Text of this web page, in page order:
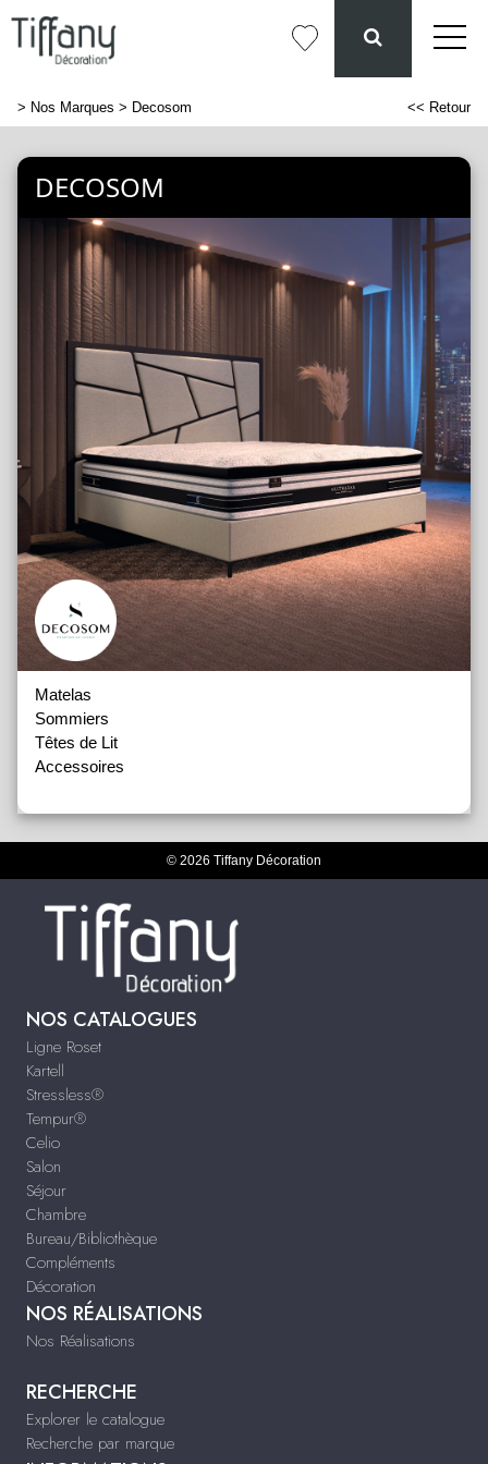
> Nos Marques > Decosom << Retour
DECOSOM
Matelas
Sommiers
Têtes de Lit
Accessoires
© 2026 Tiffany Décoration
NOS CATALOGUES
Ligne Roset
Kartell
Stressless®
Tempur®
Celio
Salon
Séjour
Chambre
Bureau/Bibliothèque
Compléments
Décoration
NOS RÉALISATIONS
Nos Réalisations
RECHERCHE
Explorer le catalogue
Recherche par marque